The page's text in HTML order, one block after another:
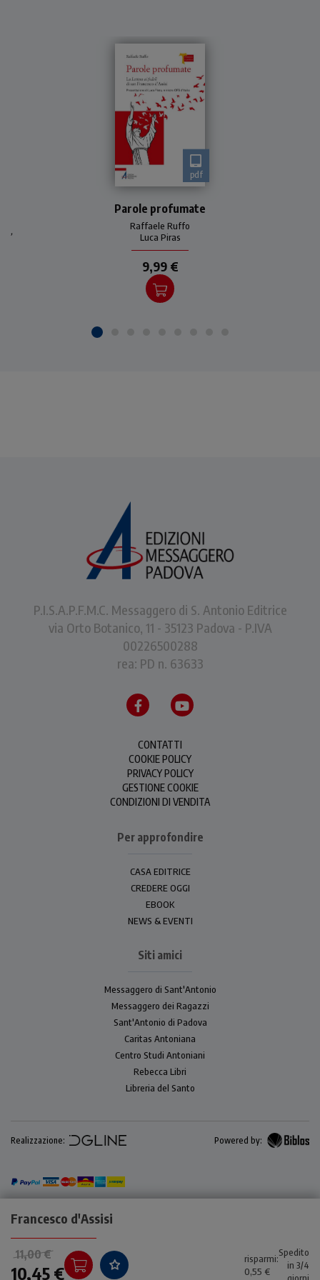
Francesco d'Assisi
11,00 €
10,45 €
risparmi:
0,55 €
Spedito
in 3/4
pdf
una lettera indirizzata a
tutti gli abitanti della terra,
cristiani e non
Raffaele Ruffo
,
Luca Piras
Parole profumate
9,99 €
P.I.S.A.P.F.M.C. Messaggero di S. Antonio Editrice
via Orto Botanico, 11 - 35123 Padova - P.IVA
00226500288
rea: PD n. 63633
CONTATTI
COOKIE POLICY
PRIVACY POLICY
GESTIONE COOKIE
CONDIZIONI DI VENDITA
Per approfondire
CASA EDITRICE
CREDERE OGGI
EBOOK
NEWS & EVENTI
Siti amici
Messaggero di Sant'Antonio
Messaggero dei Ragazzi
Sant'Antonio di Padova
Caritas Antoniana
Centro Studi Antoniani
Rebecca Libri
Libreria del Santo
Realizzazione: Powered by: